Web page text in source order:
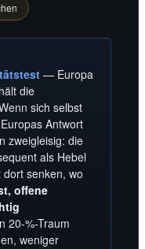
— Europa
die
sich selbst
Antwort
zweigleisig: die
als Hebel
senken, wo
offene
20-%-Traum
weniger